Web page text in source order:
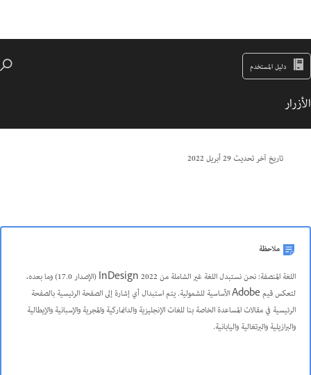
دليل المستخدم
الأزرار
تاريخ آخر تحديث29 أبريل 2022
ملاحظة
اللغة المنصفة: نحن نستبدل اللغة غير الشاملة من InDesign 2022 (الإصدار 17.0) وما بعده،
لتعكس قيم Adobe الأساسية للشمولية. يتم استبدال أي إشارة إلى الصفحة الرئيسية بالصفحة
الرئيسية في مقالات المساعدة الخاصة بنا للغات الإنجليزية والدانماركية والمجرية والإسبانية والإيطالية
والبرازيلية والبرتغالية واليابانية.